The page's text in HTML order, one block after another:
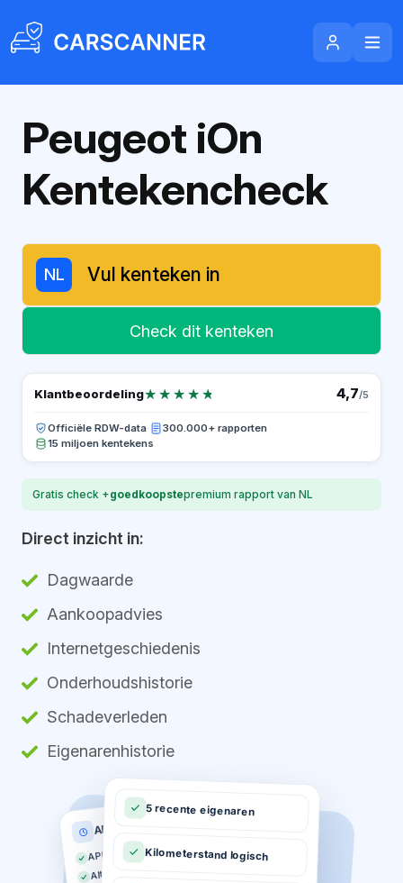
Peugeot iOn
Kentekencheck
NL
Check dit kenteken
Klantbeoordeling★★★★★
★★★★★ 4,7/5
Officiële RDW-data·
300.000+ rapporten
15 miljoen kentekens
Gratis check +goedkoopstepremium rapport van NL
Direct inzicht in:
Dagwaarde
Aankoopadvies
Internetgeschiedenis
Onderhoudshistorie
Schadeverleden
Eigenarenhistorie
APK historie
APK geldig tot 03-2026
Altijd op tijd gekeurd
5 recente eigenaren
Kilometerstand logisch